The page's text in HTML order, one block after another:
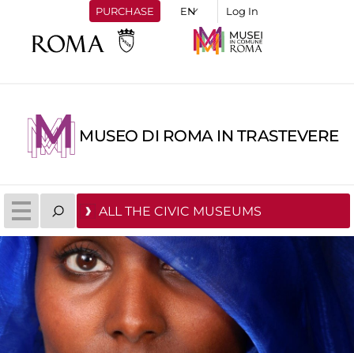
PURCHASE Log In
MUSEO DI ROMA IN TRASTEVERE
ALL THE CIVIC MUSEUMS